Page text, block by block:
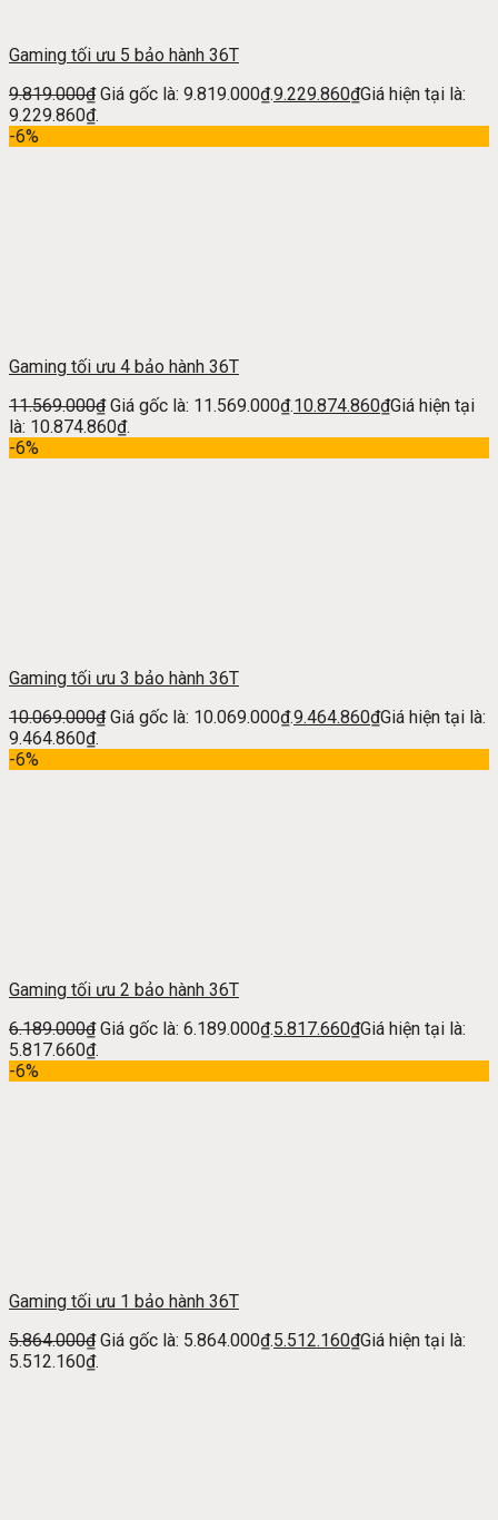
Gaming tối ưu 5 bảo hành 36T
9.819.000₫ Giá gốc là: 9.819.000₫.9.229.860₫Giá hiện tại là:
9.229.860₫.
-6%
Gaming tối ưu 4 bảo hành 36T
11.569.000₫ Giá gốc là: 11.569.000₫.10.874.860₫Giá hiện tại
là: 10.874.860₫.
-6%
Gaming tối ưu 3 bảo hành 36T
10.069.000₫ Giá gốc là: 10.069.000₫.9.464.860₫Giá hiện tại là:
9.464.860₫.
-6%
Gaming tối ưu 2 bảo hành 36T
6.189.000₫ Giá gốc là: 6.189.000₫.5.817.660₫Giá hiện tại là:
5.817.660₫.
-6%
Gaming tối ưu 1 bảo hành 36T
5.864.000₫ Giá gốc là: 5.864.000₫.5.512.160₫Giá hiện tại là:
5.512.160₫.